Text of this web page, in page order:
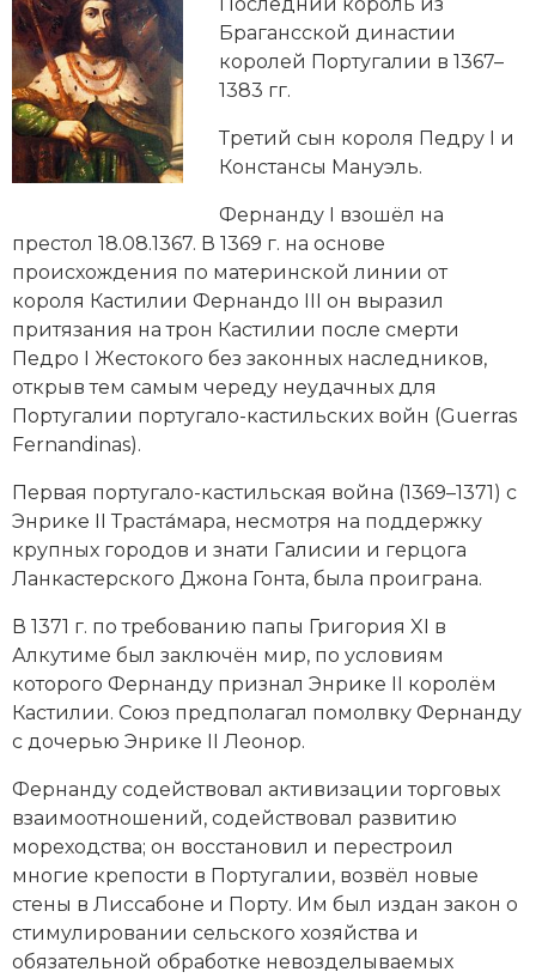
Генеалогия, геральдика
Государство и право
Европа
Империи
Историческая география и топонимика
История материальной и духовной культуры
История международных отношений
История, философия, теория и методология
исторического знания
Итория международных отношений
Латинская Америка
Новая история
Новейшая история
Нумизматика
Образование
Политическая история
Революции и народные движения
Религия и церковь
Брагансской династии
королей Португалии в 1367–
1383 гг.
Третий сын короля Педру I и
Констансы Мануэль.
Фернанду I взошёл на
престол 18.08.1367. В 1369 г. на основе
происхождения по материнской линии от
короля Кастилии Фернандо III он выразил
притязания на трон Кастилии после смерти
Педро I Жестокого без законных наследников,
открыв тем самым череду неудачных для
Португалии португало-кастильских войн (Guerras
Fernandinas).
Первая португало-кастильская война (1369–1371) с
Энрике II Траста́мара, несмотря на поддержку
крупных городов и знати Галисии и герцога
Ланкастерского Джона Гонта, была проиграна.
В 1371 г. по требованию папы Григория XI в
Алкутиме был заключён мир, по условиям
которого Фернанду признал Энрике II королём
Кастилии. Союз предполагал помолвку Фернанду
с дочерью Энрике II Леонор.
Фернанду содействовал активизации торговых
взаимоотношений, содействовал развитию
мореходства; он восстановил и перестроил
многие крепости в Португалии, возвёл новые
стены в Лиссабоне и Порту. Им был издан закон о
стимулировании сельского хозяйства и
обязательной обработке невозделываемых